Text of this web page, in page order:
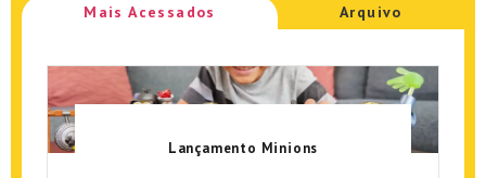
Mais Acessados Arquivo
Lançamento Minions